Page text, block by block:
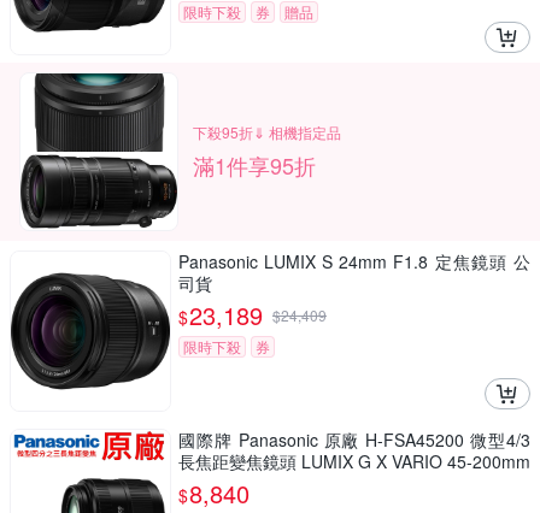
限時下殺
券 贈品
下殺95折⇓ 相機指定品
滿1件享95折
Panasonic LUMIX S 24mm F1.8 定焦鏡頭 公
司貨
$23,189 $24,409
限時下殺
券
國際牌 Panasonic 原廠 H-FSA45200 微型4/3
長焦距變焦鏡頭 LUMIX G X VARIO 45-200mm
單眼鏡頭 相機
$8,840